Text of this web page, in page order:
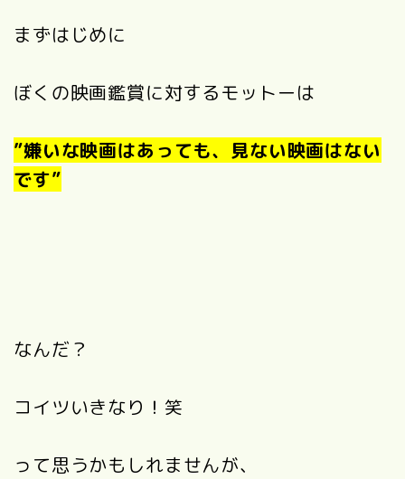
まずはじめに
ぼくの映画鑑賞に対するモットーは
”嫌いな映画はあっても、見ない映画はない
です”
なんだ？
コイツいきなり！笑
って思うかもしれませんが、